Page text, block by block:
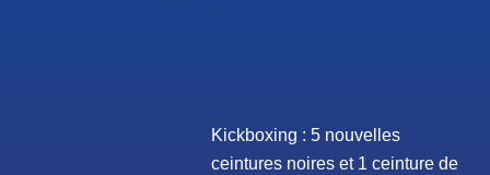
Kickboxing : 5 nouvelles
ceintures noires et 1 ceinture de